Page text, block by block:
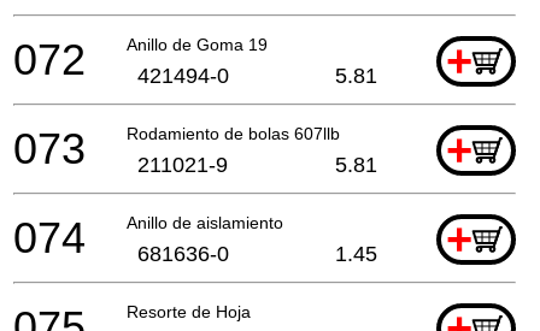
Anillo de Goma 19 +
072 421494-0 5.81
Rodamiento de bolas 607llb +
073 211021-9 5.81
Anillo de aislamiento +
074 681636-0 1.45
Resorte de Hoja